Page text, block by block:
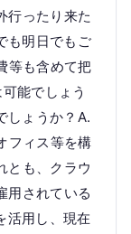
行ったり来た
も明日でもご
等も含めて把
能でしょう
しょうか？A.
フィス等を構
とも、クラウ
用されている
活用し、現在